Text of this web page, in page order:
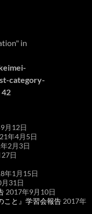
in
category-
42
月12日
年4月5日
2月3日
日
年1月15日
31日
2017年9月10日
こと』学習会報告 2017年